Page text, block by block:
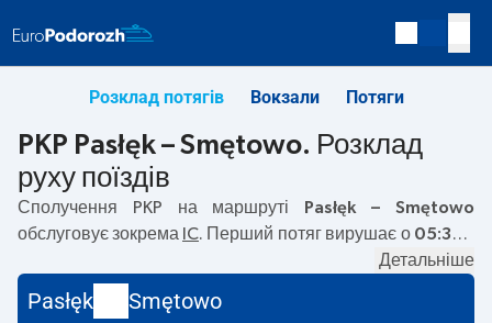
Розклад потягів Вокзали Потяги
PKP Pasłęk – Smętowo. Розклад
руху поїздів
Сполучення PKP на маршруті
Pasłęk – Smętowo
обслуговує зокрема IC . Перший потяг вирушає о 05:38з
о 18:16. На маршруті
інші потяги:
— пропонують нижчу ціну квитка і зазвичай
Детальніше
Pasłęk Smętowo